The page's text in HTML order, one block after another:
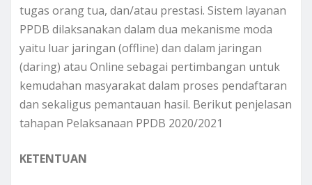
tugas orang tua, dan/atau prestasi. Sistem layanan
PPDB dilaksanakan dalam dua mekanisme moda
yaitu luar jaringan (offline) dan dalam jaringan
(daring) atau Online sebagai pertimbangan untuk
kemudahan masyarakat dalam proses pendaftaran
dan sekaligus pemantauan hasil. Berikut penjelasan
tahapan Pelaksanaan PPDB 2020/2021
KETENTUAN